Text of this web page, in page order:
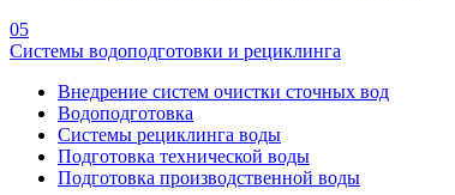
05
Системы водоподготовки и рециклинга
Внедрение систем очистки сточных вод
Водоподготовка
Системы рециклинга воды
Подготовка технической воды
Подготовка производственной воды